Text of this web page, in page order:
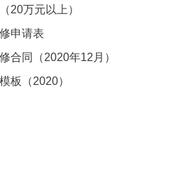
20万元以上）
申请表
合同（2020年12月）
板（2020）